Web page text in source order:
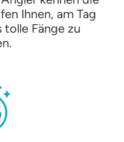
Ihnen, am Tag
tolle Fänge zu